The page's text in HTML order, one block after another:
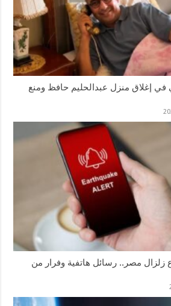
إغلاق منزل عبدالحليم حافظ ومنع
مصر.. رسائل هاتفية وفرار من